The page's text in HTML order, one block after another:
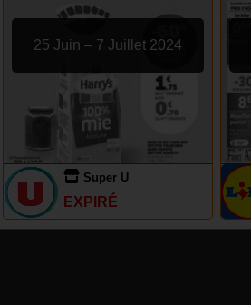
25 Juin – 7 Juillet 2024
Super U
EXPIRÉ